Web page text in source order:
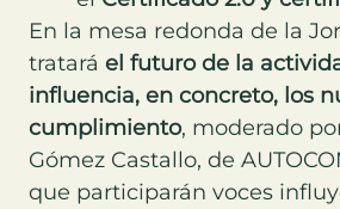
En la mesa redonda de la
tratará el futuro de la
influencia, en concreto, los
cumplimiento, moderado
Gómez Castallo, de
que participarán voces